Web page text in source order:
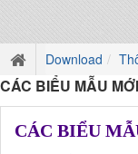
Download
CÁC BIỂU MẪU
CÁC BIỂU